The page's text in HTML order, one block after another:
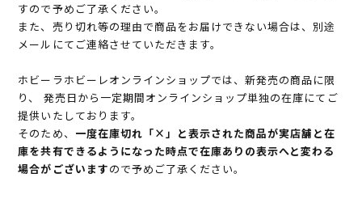
すので予めご了承ください。
また、売り切れ等の理由で商品をお届けできない場合は、別途
メールにてご連絡させていただきます。
ホビーラホビーレオンラインショップでは、新発売の商品に限
り、 発売日から一定期間オンラインショップ単独の在庫にてご
提供いたしております。
そのため、 一度在庫切れ「×」と表示された商品が実店舗と在
庫を共有できるようになった時点で在庫ありの表示へと変わる
場合がございますので予めご了承ください。